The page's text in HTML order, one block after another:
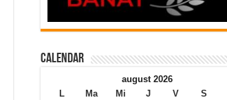
Calendar
august 2026
L
Ma Mi J V S